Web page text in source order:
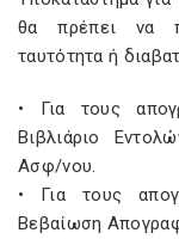
θα πρέπει να
ταυτότητα ή
• Για τους
Βιβλιάριο
Ασφ/νου.
• Για τους
Βεβαίωση